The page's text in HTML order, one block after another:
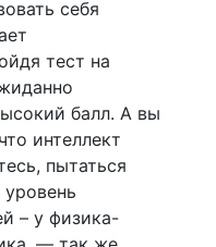
себя
тест на
балл. А вы
интеллект
пытаться
– у физика-